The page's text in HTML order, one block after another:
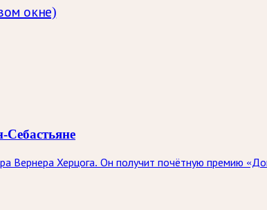
окне)
Себастьяне
Вернера Херцога. Он получит почётную премию